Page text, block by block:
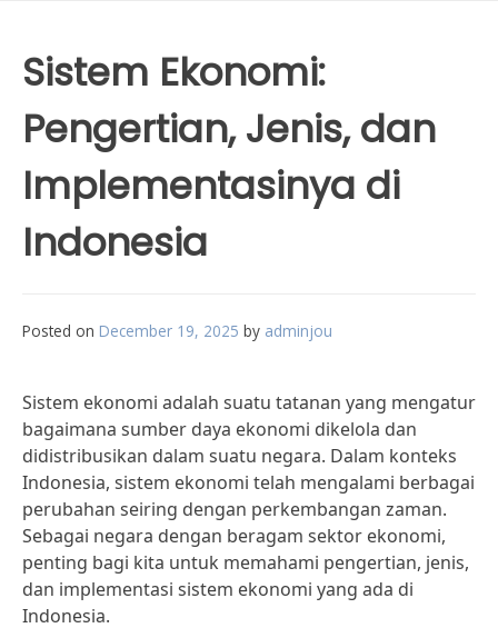
Sistem Ekonomi:
Pengertian, Jenis, dan
Implementasinya di
Indonesia
Posted on December 19, 2025 by adminjou
Sistem ekonomi adalah suatu tatanan yang mengatur
bagaimana sumber daya ekonomi dikelola dan
didistribusikan dalam suatu negara. Dalam konteks
Indonesia, sistem ekonomi telah mengalami berbagai
perubahan seiring dengan perkembangan zaman.
Sebagai negara dengan beragam sektor ekonomi,
penting bagi kita untuk memahami pengertian, jenis,
dan implementasi sistem ekonomi yang ada di
Indonesia.